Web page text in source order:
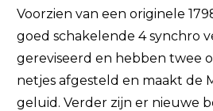
Voorzien van een originele
goed schakelende 4 synchro
gereviseerd en hebben twee
netjes afgesteld en maakt de
geluid. Verder zijn er nieuwe